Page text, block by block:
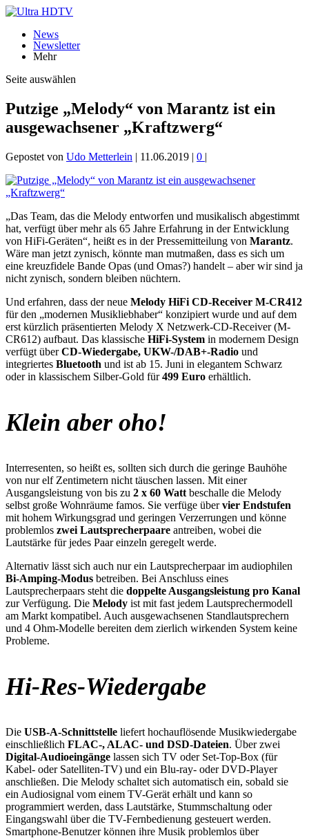
News
Newsletter
Mehr
Seite auswählen
Putzige „Melody“ von Marantz ist ein
ausgewachsener „Kraftzwerg“
Gepostet von Udo Metterlein | 11.06.2019 | 0 |
„Das Team, das die Melody entworfen und musikalisch abgestimmt
hat, verfügt über mehr als 65 Jahre Erfahrung in der Entwicklung
von HiFi-Geräten“, heißt es in der Pressemitteilung von Marantz.
Wäre man jetzt zynisch, könnte man mutmaßen, dass es sich um
eine kreuzfidele Bande Opas (und Omas?) handelt – aber wir sind ja
nicht zynisch, sondern bleiben nüchtern.
Und erfahren, dass der neue Melody HiFi CD-Receiver M-CR412
für den „modernen Musikliebhaber“ konzipiert wurde und auf dem
erst kürzlich präsentierten Melody X Netzwerk-CD-Receiver (M-
CR612) aufbaut. Das klassische HiFi-System in modernem Design
verfügt überCD-Wiedergabe, UKW-/DAB+-Radio und
integriertes Bluetooth und ist ab 15. Juni in elegantem Schwarz
oder in klassischem Silber-Gold für499 Euro erhältlich.
Klein aber oho!
Interresenten, so heißt es, sollten sich durch die geringe Bauhöhe
von nur elf Zentimetern nicht täuschen lassen. Mit einer
Ausgangsleistung von bis zu 2 x 60 Watt beschalle die Melody
selbst große Wohnräume famos. Sie verfüge übervier Endstufen
mit hohem Wirkungsgrad und geringen Verzerrungen und könne
problemlos zwei Lautsprecherpaare antreiben, wobei die
Lautstärke für jedes Paar einzeln geregelt werde.
Alternativ lässt sich auch nur ein Lautsprecherpaar im audiophilen
Bi-Amping-Modus betreiben. Bei Anschluss eines
Lautsprecherpaars steht die doppelte Ausgangsleistung pro Kanal
zur Verfügung. Die Melody ist mit fast jedem Lautsprechermodell
am Markt kompatibel. Auch ausgewachsenen Standlautsprechern
und 4 Ohm-Modelle bereiten dem zierlich wirkenden System keine
Probleme.
Hi-Res-Wiedergabe
Die USB-A-Schnittstelle liefert hochauflösende Musikwiedergabe
einschließlich FLAC-, ALAC- und DSD-Dateien. Über zwei
Digital-Audioeingänge lassen sich TV oder Set-Top-Box (für
Kabel- oder Satelliten-TV) und ein Blu-ray- oder DVD-Player
anschließen. Die Melody schaltet sich automatisch ein, sobald sie
ein Audiosignal vom einem TV-Gerät erhält und kann so
programmiert werden, dass Lautstärke, Stummschaltung oder
Eingangswahl über die TV-Fernbedienung gesteuert werden.
Smartphone-Benutzer können ihre Musik problemlos über